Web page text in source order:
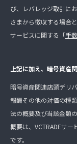
び、レバレッジ取引に
さまから徴収する場合
サービスに関する「手
上記に加え、暗号資産
暗号資産関連店頭デリ
報酬その他の対価の種
法の概要及び当該金額
概要は、VCTRADEサー
です。